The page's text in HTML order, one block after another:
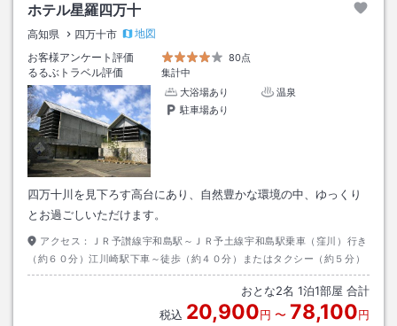
ホテル星羅四万十
高知県 四万十市
地図
お客様アンケート評価
80点
るるぶトラベル評価
集計中
大浴場あり
温泉
駐車場あり
四万十川を見下ろす高台にあり、自然豊かな環境の中、ゆっくり
とお過ごしいただけます。
アクセス：
ＪＲ予讃線宇和島駅～ＪＲ予土線宇和島駅乗車（窪川）行き
（約６０分）江川崎駅下車～徒歩（約４０分）またはタクシー（約５分）
おとな2名 1泊1部屋 合計
税込 20,900円 〜 78,100円